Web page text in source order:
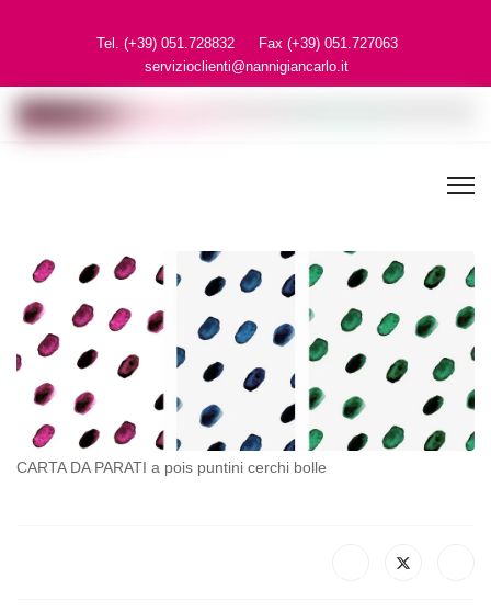
Tel. (+39) 051.728832
Fax (+39) 051.727063
servizioclienti@nannigiancarlo.it
CARTA DA PARATI a pois puntini cerchi bolle